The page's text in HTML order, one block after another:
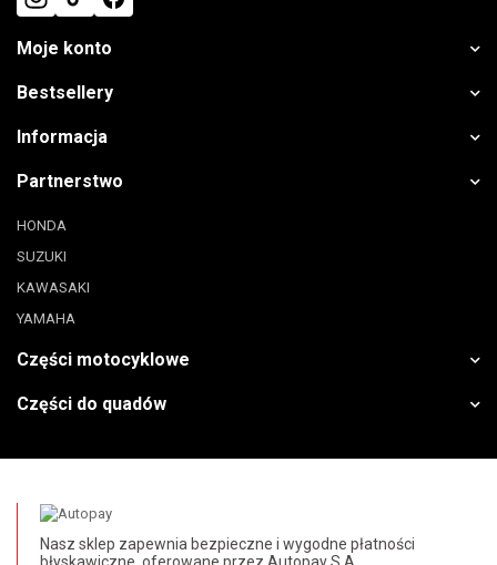
Moje konto
Bestsellery
Informacja
Partnerstwo
HONDA
SUZUKI
KAWASAKI
YAMAHA
Części motocyklowe
Części do quadów
Nasz sklep zapewnia bezpieczne i wygodne płatności
błyskawiczne, oferowane przez Autopay S.A.